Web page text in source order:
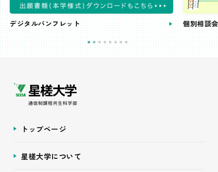
個別相談会
トップページ
星槎大学について